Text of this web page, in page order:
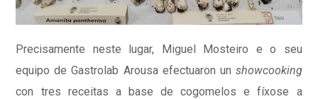
Precisamente neste lugar, Miguel Mosteiro e o seu
equipo de Gastrolab Arousa efectuaron un showcooking
con tres receitas a base de cogomelos e fíxose a